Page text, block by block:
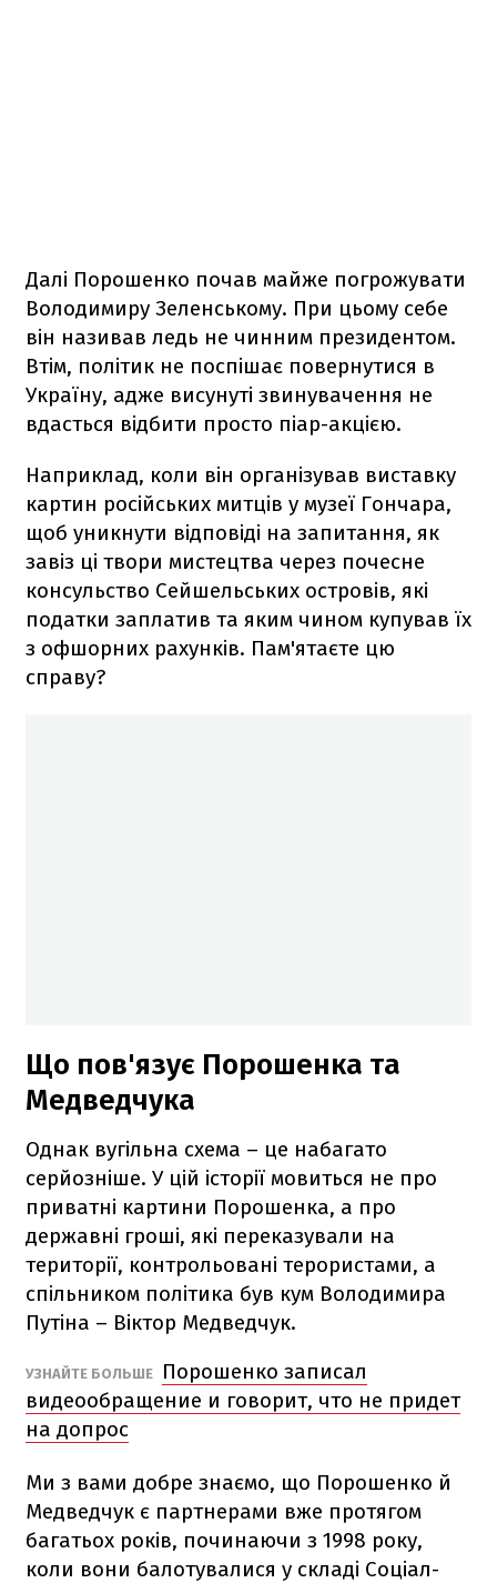
Далі Порошенко почав майже погрожувати
Володимиру Зеленському. При цьому себе
він називав ледь не чинним президентом.
Втім, політик не поспішає повернутися в
Україну, адже висунуті звинувачення не
вдасться відбити просто піар-акцією.
Наприклад, коли він організував виставку
картин російських митців у музеї Гончара,
щоб уникнути відповіді на запитання, як
завіз ці твори мистецтва через почесне
консульство Сейшельських островів, які
податки заплатив та яким чином купував їх
з офшорних рахунків. Пам'ятаєте цю
справу?
Що пов'язує Порошенка та
Медведчука
Однак вугільна схема – це набагато
серйозніше. У цій історії мовиться не про
приватні картини Порошенка, а про
державні гроші, які переказували на
території, контрольовані терористами, а
спільником політика був кум Володимира
Путіна – Віктор Медведчук.
УЗНАЙТЕ БОЛЬШЕ
Порошенко записал
видеообращение и говорит, что не придет
на допрос
Ми з вами добре знаємо, що Порошенко й
Медведчук є партнерами вже протягом
багатьох років, починаючи з 1998 року,
коли вони балотувалися у складі Соціал-